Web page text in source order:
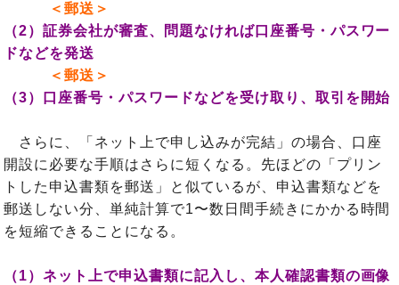
＜郵送＞
（2）証券会社が審査、問題なければ口座番号・パスワー
ドなどを発送
＜郵送＞
（3）口座番号・パスワードなどを受け取り、取引を開始
さらに、「ネット上で申し込みが完結」の場合、口座
開設に必要な手順はさらに短くなる。先ほどの「プリン
トした申込書類を郵送」と似ているが、申込書類などを
郵送しない分、単純計算で1〜数日間手続きにかかる時間
を短縮できることになる。
（1）ネット上で申込書類に記入し、本人確認書類の画像